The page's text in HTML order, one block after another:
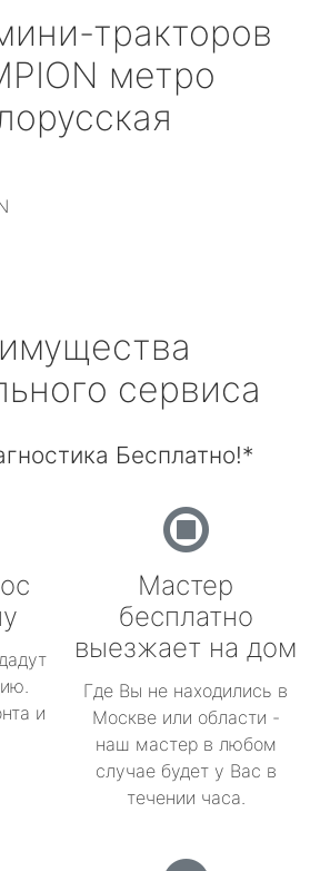
тракторов
метро
сервиса
Бесплатно!*
и
Мастер
бесплатно
выезжает на дом
Где Вы не находились в
Москве или области -
наш мастер в любом
случае будет у Вас в
течении часа.